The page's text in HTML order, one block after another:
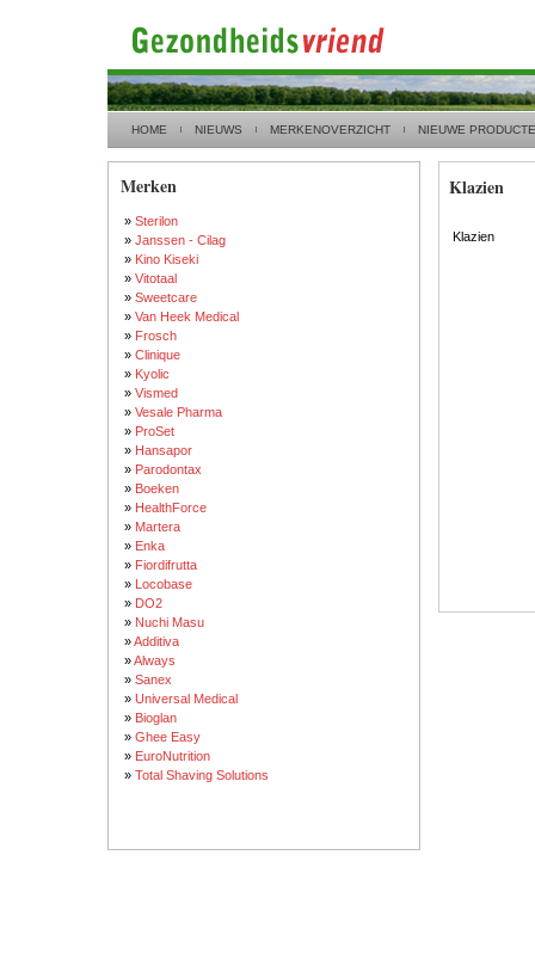
HOME NIEUWS MERKENOVERZICHT NIEUWE
Merken
» Sterilon
» Janssen - Cilag
» Kino Kiseki
» Vitotaal
» Sweetcare
» Van Heek Medical
» Frosch
» Clinique
» Kyolic
» Vismed
» Vesale Pharma
» ProSet
» Hansapor
» Parodontax
» Boeken
» HealthForce
» Martera
» Enka
» Fiordifrutta
» Locobase
» DO2
» Nuchi Masu
»Additiva
»Always
» Sanex
» Universal Medical
» Bioglan
» Ghee Easy
» EuroNutrition
» Total Shaving Solutions
Klazien
Klazien